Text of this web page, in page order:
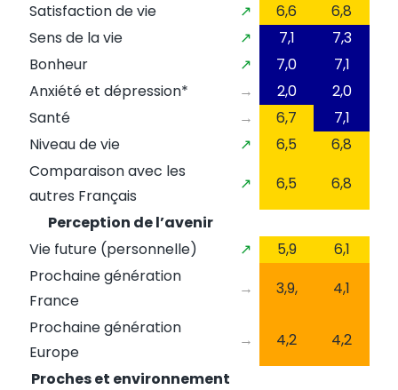
Satisfaction de vie
↗ 6,6
6,8
Sens de la vie
↗ 7,1
7,3
Bonheur
↗ 7,0
7,1
Anxiété et dépression*
→ 2,0
2,0
Santé
→ 6,7
7,1
Niveau de vie
↗ 6,5
6,8
Comparaison avec les
autres Français
↗ 6,5
6,8
Perception de l’avenir
Vie future (personnelle)
↗ 5,9
6,1
Prochaine génération
France
→ 3,9,
4,1
Prochaine génération
Europe
→ 4,2
4,2
Proches et environnement